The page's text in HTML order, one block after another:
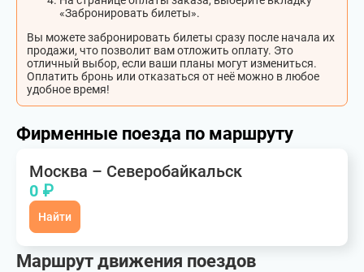
«Забронировать билеты».
Вы можете забронировать билеты сразу после начала их
продажи, что позволит вам отложить оплату. Это
отличный выбор, если ваши планы могут измениться.
Оплатить бронь или отказаться от неё можно в любое
удобное время!
Фирменные поезда по маршруту
Москва – Северобайкальск
0 ₽
Найти
Маршрут движения поездов